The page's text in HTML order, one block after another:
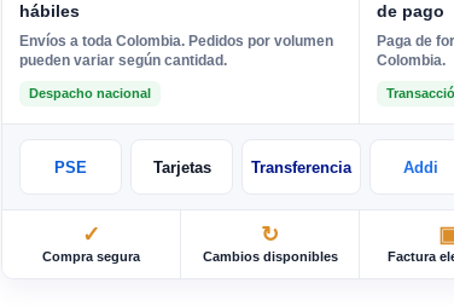
hábiles
Envíos a toda Colombia. Pedidos por volumen
pueden variar según cantidad.
Despacho nacional
de pago
Paga de
Colombia.
PSE Tarjetas Transferencia Addi
✓
Compra segura
↻
Cambios disponibles Factura